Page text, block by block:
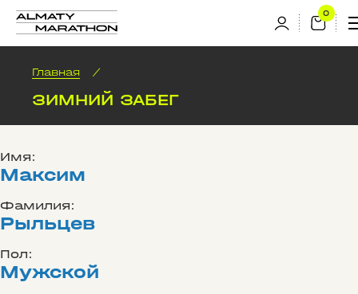
Главная /
ЗИМНИЙ ЗАБЕГ
Имя:
Максим
Фамилия:
Рыльцев
Пол:
Мужской